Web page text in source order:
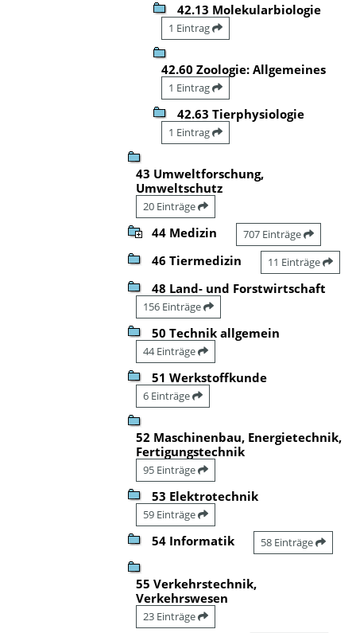
42.13 Molekularbiologie
1 Eintrag
42.60 Zoologie: Allgemeines
1 Eintrag
42.63 Tierphysiologie
1 Eintrag
43 Umweltforschung,
Umweltschutz
20 Einträge
44 Medizin 707 Einträge
46 Tiermedizin 11 Einträge
48 Land- und Forstwirtschaft
156 Einträge
50 Technik allgemein
44 Einträge
51 Werkstoffkunde
6 Einträge
52 Maschinenbau, Energietechnik,
Fertigungstechnik
95 Einträge
53 Elektrotechnik
59 Einträge
54 Informatik 58 Einträge
55 Verkehrstechnik,
Verkehrswesen
23 Einträge